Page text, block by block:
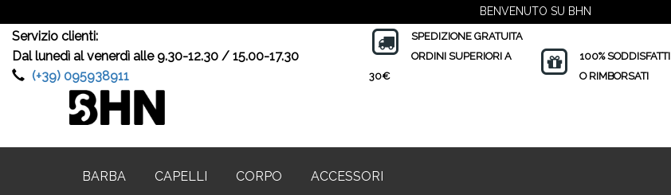
BENVENUTO SU BHN
Servizio clienti:
Dal lunedì al venerdì alle 9.30-12.30 / 15.00-17.30
(+39) 095938911
SPEDIZIONE GRATUITA
ORDINI SUPERIORI A
30€
100% SODDISFATTI
O RIMBORSATI
BARBA CAPELLI CORPO ACCESSORI